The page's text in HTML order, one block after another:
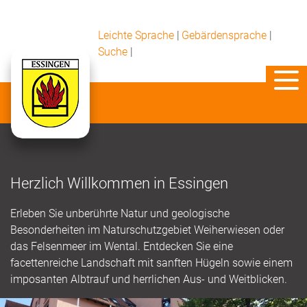
Leichte Sprache | Gebärdensprache |
Suche |
Herzlich Willkommen in Essingen
Erleben Sie unberührte Natur und geologische
Besonderheiten im Naturschutzgebiet Weiherwiesen oder
das Felsenmeer im Wental. Entdecken Sie eine
facettenreiche Landschaft mit sanften Hügeln sowie einem
imposanten Albtrauf und herrlichen Aus- und Weitblicken.